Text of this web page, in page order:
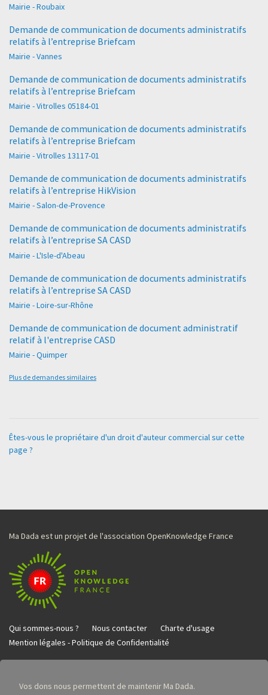
Mairie - Roubaix
Demande de communication de documents administratifs
relatifs à l’entreprise Briefcam
Mairie - Vannes
Demande de communication de documents administratifs
relatifs à l’entreprise Briefcam
Mairie - Vitrolles 05184-01
Demande de communication de documents administratifs
relatifs à l’entreprise Briefcam
Mairie - Vitrolles 13117-01
Demande de communication de documents administratifs
relatifs à l’entreprise HikVision
Mairie - Salon-de-Provence
Demande de communication de documents administratifs
relatifs à l’entreprise SA CASD
Mairie - L'Isle-d'Abeau
Demande de communication de documents administratifs
relatifs à l’entreprise SA CASD
Mairie - Loire-sur-Rhône
Demande de communication de document administratif
relatif à l'entreprise CASD
Mairie - Quimper
Plus de demandes similaires
Êtes-vous le propriétaire d'un droit d'auteur commercial sur cette
page ?
Ma Dada est un projet de l'association OpenKnowledge France
Qui sommes-nous ? Nous contacter
Charte d'usage
Mention légales - Politique de Confidentialité
Vos dons nous permettent de maintenir Ma Dada.